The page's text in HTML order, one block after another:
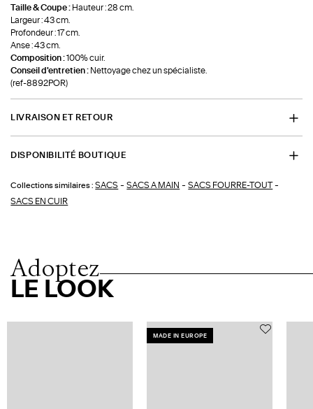
Taille & Coupe : Hauteur : 28 cm.
Largeur : 43 cm.
Profondeur : 17 cm.
Anse : 43 cm.
Composition :100% cuir.
Conseil d'entretien : Nettoyage chez un spécialiste.
(ref-8892POR)
LIVRAISON ET RETOUR
DISPONIBILITÉ BOUTIQUE
Collections similaires : SACS -SACS A MAIN -SACS FOURRE-TOUT -
SACS EN CUIR
Adoptez
LE LOOK
MADE IN EUROPE